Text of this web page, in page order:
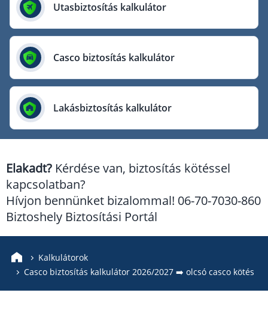
Allianz Biztosító
Cig Pannónia Biztosító
Genertel Biztosító
Groupama Biztosító
KÖBE Biztosító Egyesület
Mondial Assistance Biztosító
Posta Biztosító
Union Biztosító
Utasbiztosítás kalkulátor
Casco biztosítás kalkulátor
Lakásbiztosítás kalkulátor
Elakadt? Kérdése van, biztosítás kötéssel
kapcsolatban?
Hívjon bennünket bizalommal! 06-70-7030-860
Biztoshely Biztosítási Portál
Kalkulátorok
Casco biztosítás kalkulátor 2026/2027 ➡️ olcsó casco kötés